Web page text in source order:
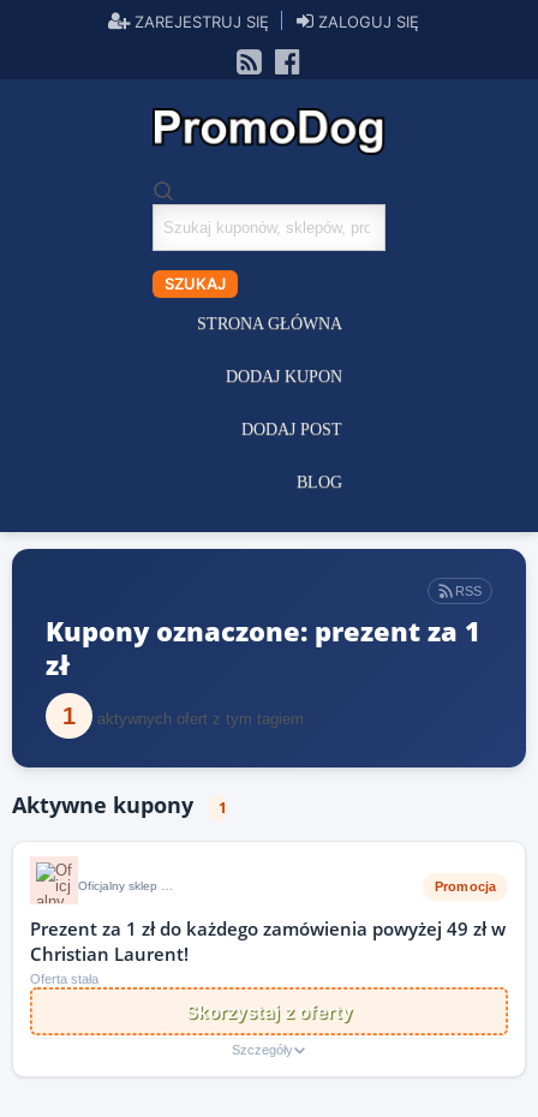
ZAREJESTRUJ SIĘ ZALOGUJ SIĘ
Szukaj
kuponów
SZUKAJ
STRONA GŁÓWNA
DODAJ KUPON
DODAJ POST
BLOG
RSS
Kupony oznaczone: prezent za 1
zł
1 aktywnych ofert z tym tagiem
Aktywne kupony 1
Promocja
Prezent za 1 zł do każdego zamówienia powyżej 49 zł w
Christian Laurent!
Oferta stała
Skorzystaj z oferty
Szczegóły